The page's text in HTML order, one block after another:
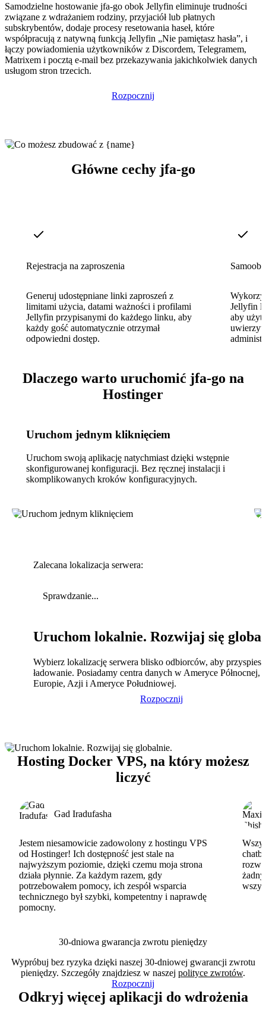
Samodzielne hostowanie jfa-go obok Jellyfin eliminuje trudności
związane z wdrażaniem rodziny, przyjaciół lub płatnych
subskrybentów, dodaje procesy resetowania haseł, które
współpracują z natywną funkcją Jellyfin „Nie pamiętasz hasła”, i
łączy powiadomienia użytkowników z Discordem, Telegramem,
Matrixem i pocztą e-mail bez przekazywania jakichkolwiek danych
usługom stron trzecich.
Rozpocznij
Główne cechy jfa-go
Rejestracja na zaproszenia
Generuj udostępniane linki zaproszeń z
limitami użycia, datami ważności i profilami
Jellyfin przypisanymi do każdego linku, aby
każdy gość automatycznie otrzymał
odpowiedni dostęp.
Jellyfin
aby
Dlaczego warto uruchomić jfa-go na
Hostinger
Uruchom jednym kliknięciem
Uruchom swoją aplikację natychmiast dzięki wstępnie
skonfigurowanej konfiguracji. Bez ręcznej instalacji i
skomplikowanych kroków konfiguracyjnych.
Zalecana lokalizacja serwera:
Sprawdzanie...
Uruchom lokalnie. Rozwijaj się
Wybierz lokalizację serwera blisko odbiorców, aby
ładowanie. Posiadamy centra danych w Ameryce Północnej,
Europie, Azji i Ameryce Południowej.
Rozpocznij
Hosting Docker VPS, na który możesz
liczyć
Gad Iradufasha
Jestem niesamowicie zadowolony z hostingu VPS
od Hostinger! Ich dostępność jest stale na
najwyższym poziomie, dzięki czemu moja strona
działa płynnie. Za każdym razem, gdy
potrzebowałem pomocy, ich zespół wsparcia
technicznego był szybki, kompetentny i naprawdę
pomocny.
30-dniowa gwarancja zwrotu pieniędzy
Wypróbuj bez ryzyka dzięki naszej 30-dniowej gwarancji zwrotu
pieniędzy. Szczegóły znajdziesz w naszej polityce zwrotów.
Rozpocznij
Odkryj więcej aplikacji do wdrożenia